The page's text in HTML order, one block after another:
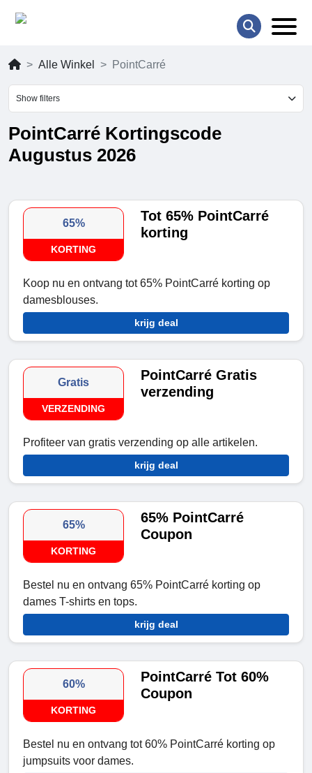
Alle Winkel PointCarré
Show filters
PointCarré Kortingscode
Augustus 2026
65%
KORTING
Tot 65% PointCarré
korting
Koop nu en ontvang tot 65% PointCarré korting op
damesblouses.
krijg deal
Gratis
VERZENDING
PointCarré Gratis
verzending
Profiteer van gratis verzending op alle artikelen.
krijg deal
65%
KORTING
65% PointCarré
Coupon
Bestel nu en ontvang 65% PointCarré korting op
dames T-shirts en tops.
krijg deal
60%
KORTING
PointCarré Tot 60%
Coupon
Bestel nu en ontvang tot 60% PointCarré korting op
jumpsuits voor dames.